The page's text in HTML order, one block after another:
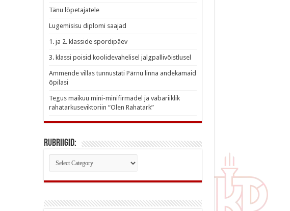
Tänu lõpetajatele
Lugemisisu diplomi saajad
1. ja 2. klasside spordipäev
3. klassi poisid koolidevahelisel jalgpallivõistlusel
Ammende villas tunnustati Pärnu linna andekamaid
õpilasi
Tegus maikuu mini-minifirmadel ja vabariiklik
rahatarkuseviktoriin “Olen Rahatark”
Rubriigid:
Rubriigid: